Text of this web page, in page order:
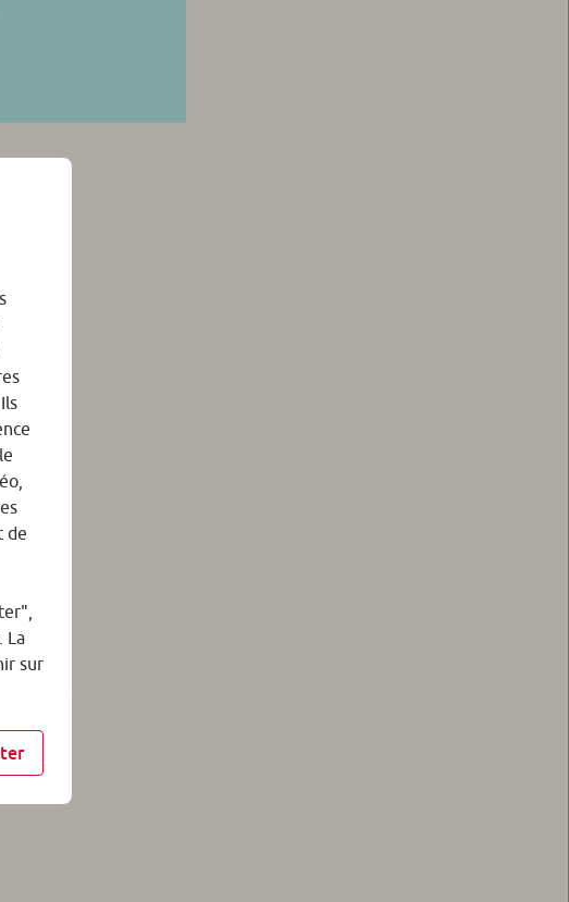
des
n’est
de
de
La
sur